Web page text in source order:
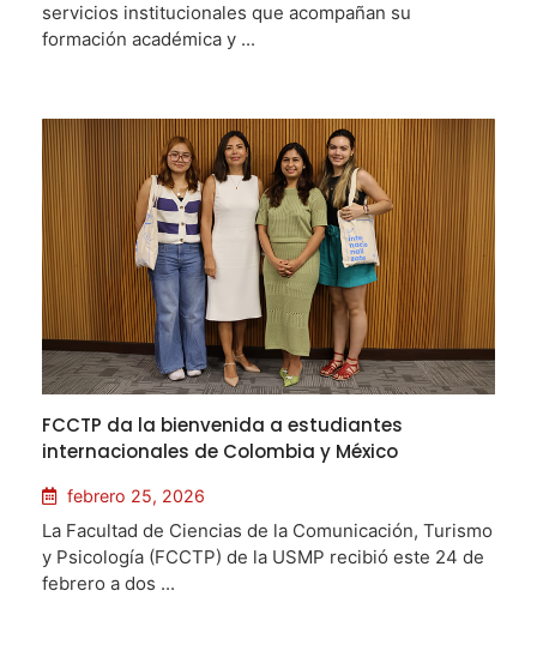
servicios institucionales que acompañan su
formación académica y ...
FCCTP da la bienvenida a estudiantes
internacionales de Colombia y México
febrero 25, 2026
La Facultad de Ciencias de la Comunicación, Turismo
y Psicología (FCCTP) de la USMP recibió este 24 de
febrero a dos ...